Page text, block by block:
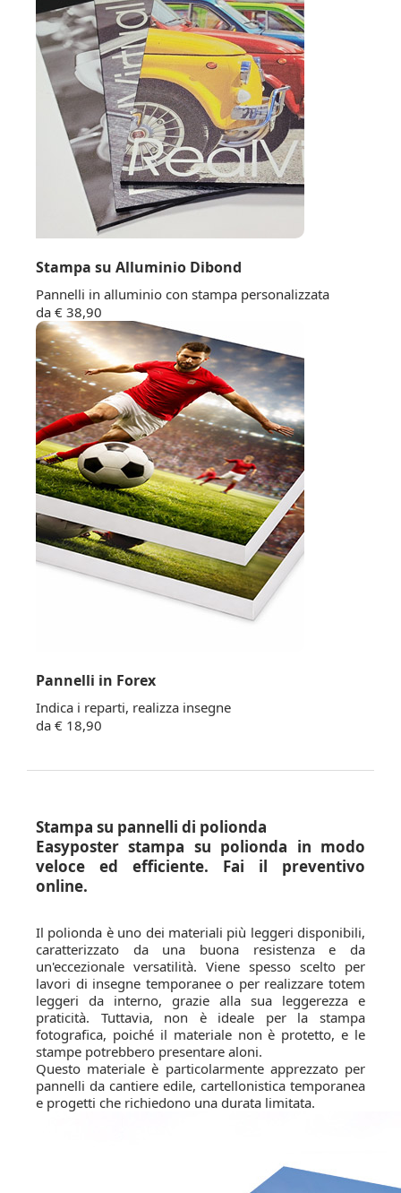
Stampa su Alluminio Dibond
Pannelli in alluminio con stampa personalizzata
da € 38,90
Pannelli in Forex
Indica i reparti, realizza insegne
da € 18,90
Stampa su pannelli di polionda
Easyposter stampa su polionda in modo
veloce ed efficiente. Fai il preventivo
online.
Il polionda è uno dei materiali più leggeri disponibili,
caratterizzato da una buona resistenza e da
un'eccezionale versatilità. Viene spesso scelto per
lavori di insegne temporanee o per realizzare totem
leggeri da interno, grazie alla sua leggerezza e
praticità. Tuttavia, non è ideale per la stampa
fotografica, poiché il materiale non è protetto, e le
stampe potrebbero presentare aloni.
Questo materiale è particolarmente apprezzato per
pannelli da cantiere edile, cartellonistica temporanea
e progetti che richiedono una durata limitata.